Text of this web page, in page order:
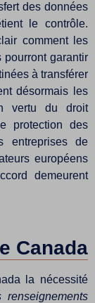
des données
le contrôle.
comment les
pourront garantir
à transférer
désormais les
vertu du droit
protection des
entreprises de
européens
demeurent
Canada
la nécessité